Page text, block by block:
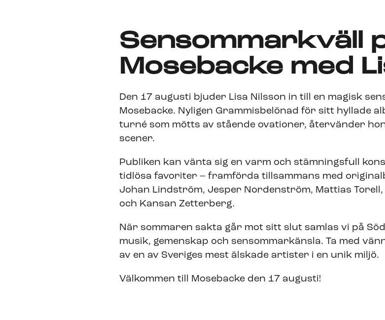
Sensommarkväll
Mosebacke med
Den 17 augusti bjuder Lisa Nilsson in till en magisk
Mosebacke. Nyligen Grammisbelönad för sitt hyllade
turné som mötts av stående ovationer, återvänder
scener.
Publiken kan vänta sig en varm och stämningsfull
tidlösa favoriter – framförda tillsammans med
Johan Lindström, Jesper Nordenström, Mattias
och Kansan Zetterberg.
När sommaren sakta går mot sitt slut samlas vi på
musik, gemenskap och sensommarkänsla. Ta med
av en av Sveriges mest älskade artister i en unik miljö.
Välkommen till Mosebacke den 17 augusti!